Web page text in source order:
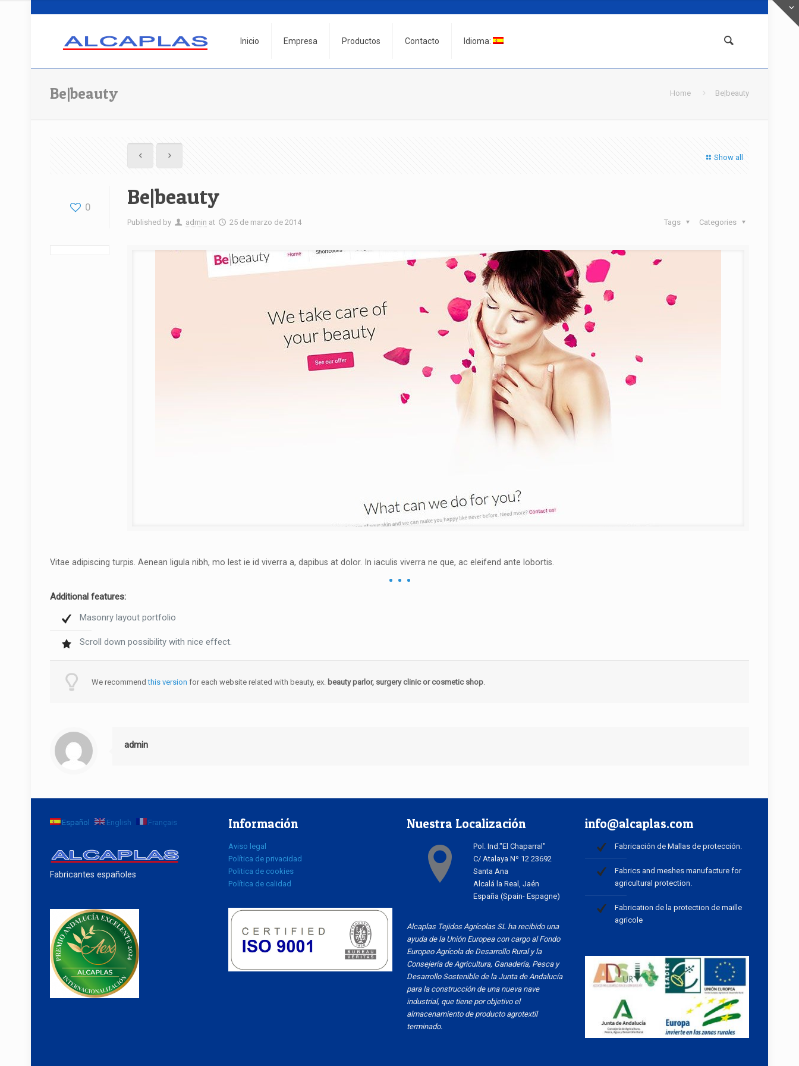
Inicio Empresa Productos Contacto Idioma:
Be|beauty Home Be|beauty
Show all
0 Be|beauty
Published by admin at 25 de marzo de 2014 Categories
Tags
Vitae adipiscing turpis. Aenean ligula nibh, mo lest ie id viverra a, dapibus at dolor. In iaculis viverra ne que, ac eleifend ante lobortis.
Additional features:
Masonry layout portfolio
Scroll down possibility with nice effect.
We recommendthis version for each website related with beauty, ex. beauty parlor, surgery clinic or cosmetic shop.
admin
Español English Français
Fabricantes españoles
Información
Aviso legal
Política de privacidad
Politica de cookies
Política de calidad
Nuestra Localización
Pol. Ind."El Chaparral"
C/ Atalaya Nº 12 23692
Santa Ana
Alcalá la Real, Jaén
España (Spain- Espagne)
Alcaplas Tejidos Agrícolas SL ha recibido una
ayuda de la Unión Europea con cargo al Fondo
Europeo Agrícola de Desarrollo Rural y la
Consejería de Agricultura, Ganadería, Pesca y
Desarrollo Sostenible de la Junta de Andalucía
para la construcción de una nueva nave
industrial, que tiene por objetivo el
almacenamiento de producto agrotextil
terminado.
info@alcaplas.com
Fabricación de Mallas de protección.
Fabrics and meshes manufacture for
agricultural protection.
Fabrication de la protection de maille
agricole